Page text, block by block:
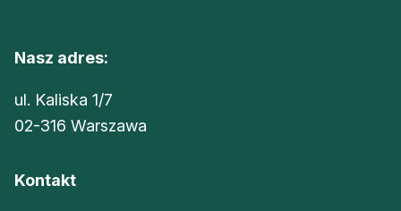
Nasz adres:
ul. Kaliska 1/7
02-316 Warszawa
Kontakt